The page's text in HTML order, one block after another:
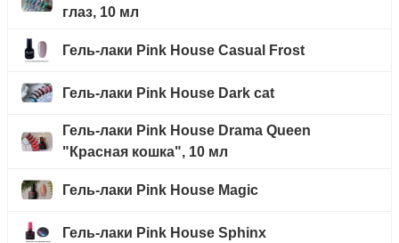
глаз, 10 мл
Гель-лаки Pink House Casual Frost
Гель-лаки Pink House Dark cat
Гель-лаки Pink House Drama Queen
"Красная кошка", 10 мл
Гель-лаки Pink House Magic
Гель-лаки Pink House Sphinx